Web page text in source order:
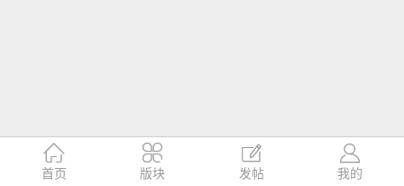

首页

版块

发帖

我的